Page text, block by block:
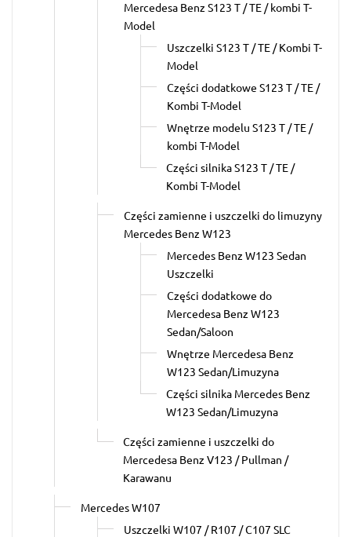
Mercedesa Benz S123 T / TE / kombi T-
Model
Uszczelki S123 T / TE / Kombi T-
Model
Części dodatkowe S123 T / TE /
Kombi T-Model
Wnętrze modelu S123 T / TE /
kombi T-Model
Części silnika S123 T / TE /
Kombi T-Model
Części zamienne i uszczelki do limuzyny
Mercedes Benz W123
Mercedes Benz W123 Sedan
Uszczelki
Części dodatkowe do
Mercedesa Benz W123
Sedan/Saloon
Wnętrze Mercedesa Benz
W123 Sedan/Limuzyna
Części silnika Mercedes Benz
W123 Sedan/Limuzyna
Części zamienne i uszczelki do
Mercedesa Benz V123 / Pullman /
Karawanu
Mercedes W107
Uszczelki W107 / R107 / C107 SLC